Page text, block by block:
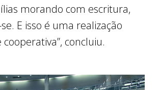
morando com escritura,
E isso é uma realização
concluiu.